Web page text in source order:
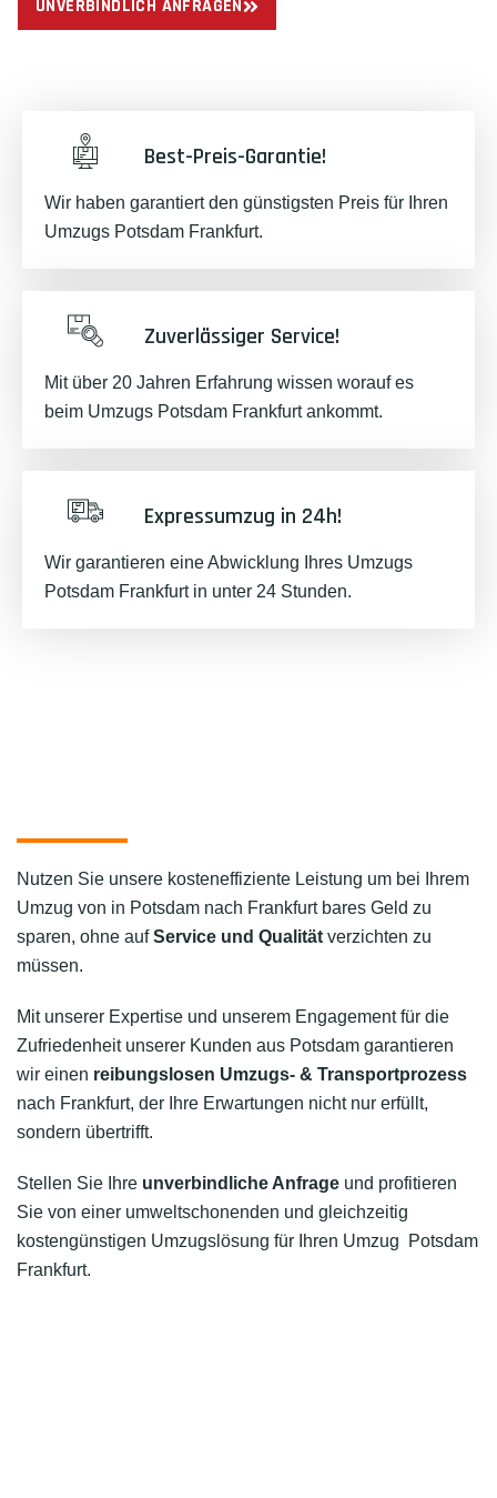
UNVERBINDLICH ANFRAGEN
Best-Preis-Garantie!
Wir haben garantiert den günstigsten Preis für Ihren
Umzugs Potsdam Frankfurt.
Zuverlässiger Service!
Mit über 20 Jahren Erfahrung wissen worauf es
beim Umzugs Potsdam Frankfurt ankommt.
Expressumzug in 24h!
Wir garantieren eine Abwicklung Ihres Umzugs
Potsdam Frankfurt in unter 24 Stunden.
Nutzen Sie unsere kosteneffiziente Leistung um bei Ihrem
Umzug von in Potsdam nach Frankfurt bares Geld zu
sparen, ohne aufService und Qualität verzichten zu
müssen.
Mit unserer Expertise und unserem Engagement für die
Zufriedenheit unserer Kunden aus Potsdam garantieren
wir einen reibungslosen Umzugs- & Transportprozess
nach Frankfurt, der Ihre Erwartungen nicht nur erfüllt,
sondern übertrifft.
Stellen Sie Ihre unverbindliche Anfrage und profitieren
Sie von einer umweltschonenden und gleichzeitig
kostengünstigen Umzugslösung für Ihren Umzug Potsdam
Frankfurt.